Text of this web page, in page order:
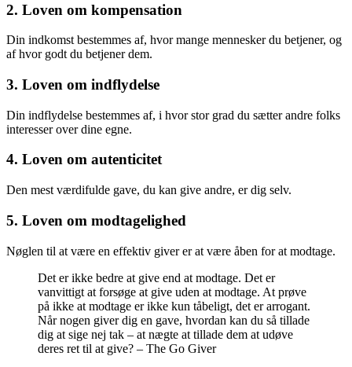
2. Loven om kompensation
Din indkomst bestemmes af, hvor mange mennesker du betjener, og
af hvor godt du betjener dem.
3. Loven om indflydelse
Din indflydelse bestemmes af, i hvor stor grad du sætter andre folks
interesser over dine egne.
4. Loven om autenticitet
Den mest værdifulde gave, du kan give andre, er dig selv.
5. Loven om modtagelighed
Nøglen til at være en effektiv giver er at være åben for at modtage.
Det er ikke bedre at give end at modtage. Det er
vanvittigt at forsøge at give uden at modtage. At prøve
på ikke at modtage er ikke kun tåbeligt, det er arrogant.
Når nogen giver dig en gave, hvordan kan du så tillade
dig at sige nej tak – at nægte at tillade dem at udøve
deres ret til at give? – The Go Giver